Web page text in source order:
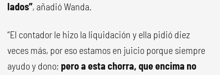
lados”, añadió Wanda.
“El contador le hizo la liquidación y ella pidió diez
veces más, por eso estamos en juicio porque siempre
ayudo y dono; pero a esta chorra, que encima no